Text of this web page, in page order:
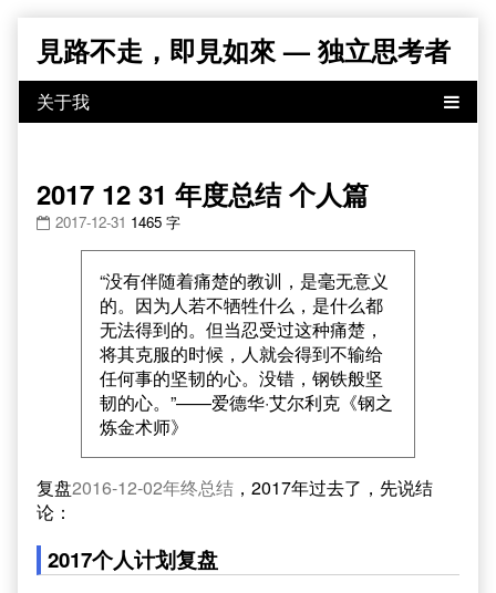
content
見路不走，即見如來 — 独立思考者
2017 12 31 年度总结 个人篇
2017-12-31 1465 字
“没有伴随着痛楚的教训，是毫无意义
的。因为人若不牺牲什么，是什么都
无法得到的。但当忍受过这种痛楚，
将其克服的时候，人就会得到不输给
任何事的坚韧的心。没错，钢铁般坚
韧的心。”——爱德华·艾尔利克《钢之
炼金术师》
复盘2016-12-02年终总结 ，2017年过去了，先说结
论：
2017个人计划复盘